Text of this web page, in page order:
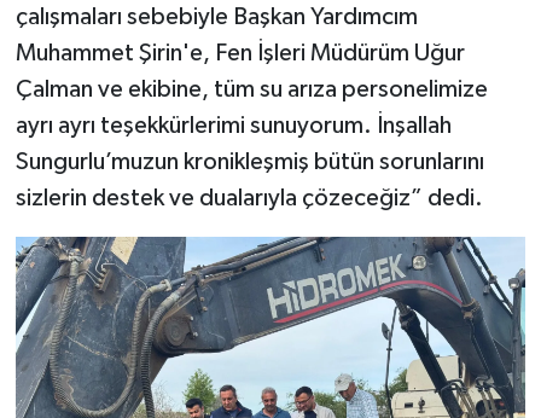
çalışmaları sebebiyle Başkan Yardımcım
Muhammet Şirin'e, Fen İşleri Müdürüm Uğur
Çalman ve ekibine, tüm su arıza personelimize
ayrı ayrı teşekkürlerimi sunuyorum. İnşallah
Sungurlu’muzun kronikleşmiş bütün sorunlarını
sizlerin destek ve dualarıyla çözeceğiz” dedi.